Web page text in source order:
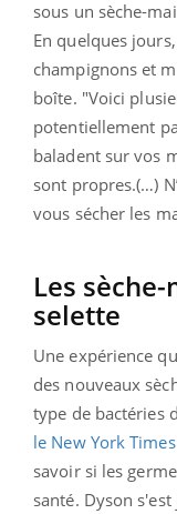
sous un sèche-
En quelques
champignons et
boîte. "Voici
potentiellement
baladent sur vos
sont propres.(…)
vous sécher les
Les
selette
Une expérience
des nouveaux
type de bactéries
le New York Times
savoir si les
santé. Dyson